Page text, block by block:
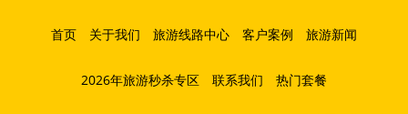
首页 关于我们 旅游线路中心 客户案例 旅游新闻
2026年旅游秒杀专区 联系我们 热门套餐